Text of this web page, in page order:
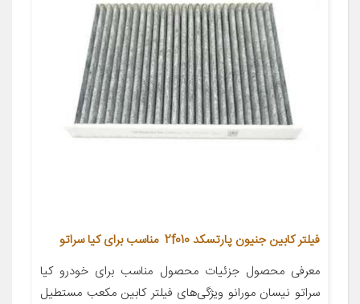
فیلتر کابین جنیون پارتسکد 2f010 مناسب برای کیا سراتو
معرفی محصول جزئیات محصول مناسب برای خودرو کیا
سراتو نیسان مورانو ویژگی‌های فیلتر کابین مکعب مستطیل